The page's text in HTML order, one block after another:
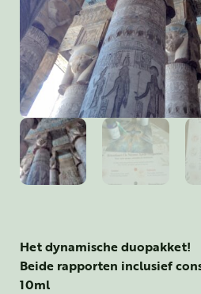
Het dynamische duopakket!
Beide rapporten inclusief
10ml